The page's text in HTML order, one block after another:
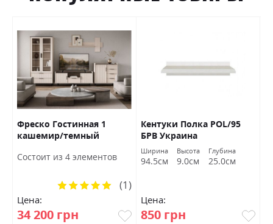
Фреско Гостинная 1
кашемир/темный
Состоит из 4 элементов
Цена:
34 200 грн
Рейтинг:
(1)
Кентуки Полка POL/95
БРВ Украина
Ширина
94.5см
Высота
9.0см
Глубина
25.0см
Цена:
850 грн